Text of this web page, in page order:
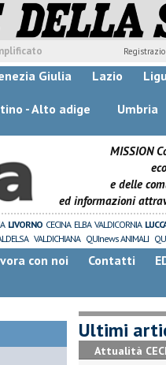
Giulia Lazio
- Alto adige Umbria
MISSION
e delle
ed informazioni
LIVORNO CECINA ELBA VALDICORNIA
VALDICHIANA QUInews ANIMALI
con noi Contatti
Ultimi
Attualità